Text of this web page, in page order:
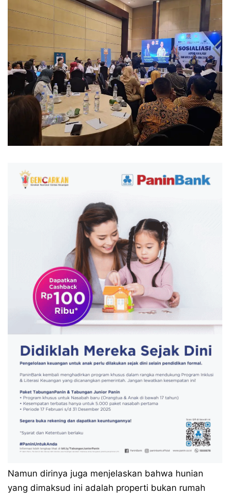
Namun dirinya juga menjelaskan bahwa hunian
yang dimaksud ini adalah properti bukan rumah